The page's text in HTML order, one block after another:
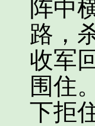
阵中
路，
收军
围住
下拒